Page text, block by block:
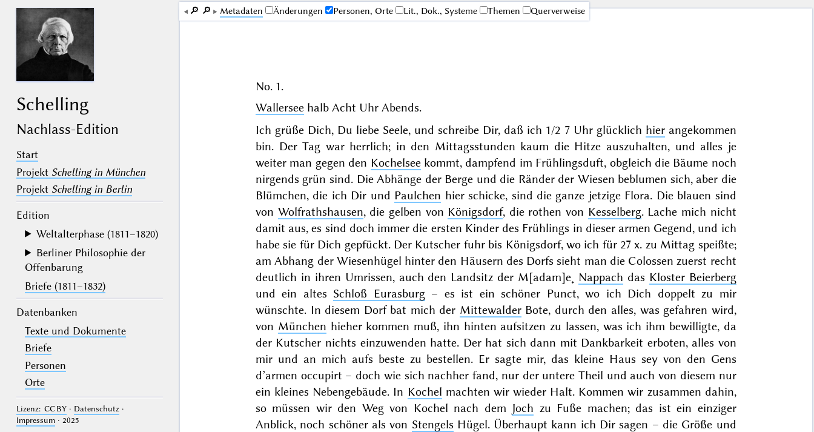
Schelling
Nachlass-Edition
Start
Projekt Schelling in München
Projekt Schelling in Berlin
Edition
Weltalterphase (1811–1820)
Berliner Philosophie der
Offenbarung
Briefe (1811–1832)
Datenbanken
Texte und Dokumente
Briefe
Personen
Orte
Lizenz: CC BY· Datenschutz·
Impressum· 2025
🔎︎ 🔎︎ Me­ta­da­ten Änderungen Personen, Orte Lit., Dok., Systeme Themen Querverweise
No. 1.
Wallersee halb Acht Uhr Abends.
Ich grüße Dich, Du liebe Seele, und schreibe Dir, daß ich 1/2 7 Uhr glücklich hierangekommen
bin. Der Tag war herrlich; in den Mittagsstunden kaum die Hitze auszuhalten, und alles je
weiter man gegen den Kochelseekommt, dampfend im Frühlingsduft, obgleich die Bäume noch
nirgends grün sind. Die Abhänge der Berge und die Ränder der Wiesen beblumen sich, aber die
Blümchen, die ich Dir und Paulchen hier schicke, sind die ganze jetzige Flora. Die blauen sind
von Wolfrathshausen, die gelben von Königsdorf, die rothen von Kesselberg. Lache mich nicht
damit aus, es sind doch immer die ersten Kinder des Frühlings in dieser armen Gegend, und ich
habe sie für Dich gepfückt. Der Kutscher fuhr bis Königsdorf, wo ich für 27 x. zu Mittag speißte;
am Abhang der Wiesenhügel hinter den Häusern des Dorfs sieht man die Colossen zuerst recht
deutlich in ihren Umrissen, auch den Landsitz der M[adam]e˖ Nappach das Kloster Beierberg
und ein altes Schloß Eurasburg – es ist ein schöner Punct, wo ich Dich doppelt zu mir
wünschte. In diesem Dorf bat mich der MittewalderBote, durch den alles, was gefahren wird,
von München hieher kommen muß, ihn hinten aufsitzen zu lassen, was ich ihm bewilligte, da
der Kutscher nichts einzuwenden hatte. Der hat sich dann mit Dankbarkeit erboten, alles von
mir und an mich aufs beste zu bestellen. Er sagte mir, das kleine Haus sey von den Gens
d’armen occupirt – doch wie sich nachher fand, nur der untere Theil und auch von diesem nur
ein kleines Nebengebäude. In Kochel machten wir wieder Halt. Kommen wir zusammen dahin,
so müssen wir den Weg von Kochel nach dem Joch zu Fuße machen; das ist ein einziger
Anblick, noch schöner als von Stengels Hügel. Überhaupt kann ich Dir sagen – die Größe und